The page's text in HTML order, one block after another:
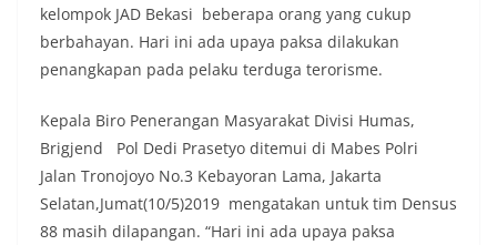
kelompok JAD Bekasi beberapa orang yang cukup
berbahayan. Hari ini ada upaya paksa dilakukan
penangkapan pada pelaku terduga terorisme.
Kepala Biro Penerangan Masyarakat Divisi Humas,
Brigjend Pol Dedi Prasetyo ditemui di Mabes Polri
Jalan Tronojoyo No.3 Kebayoran Lama, Jakarta
Selatan,Jumat(10/5)2019 mengatakan untuk tim Densus
88 masih dilapangan. “Hari ini ada upaya paksa